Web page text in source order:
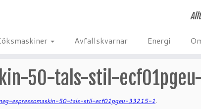
Avfallskvarnar Energi
50-tals-stil-
espressomaskin-50-tals-stil-ecf01pgeu-33215-1.